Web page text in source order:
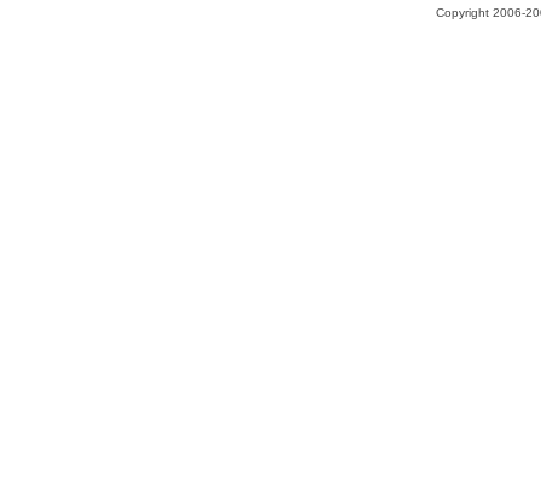
Copyright 2006-